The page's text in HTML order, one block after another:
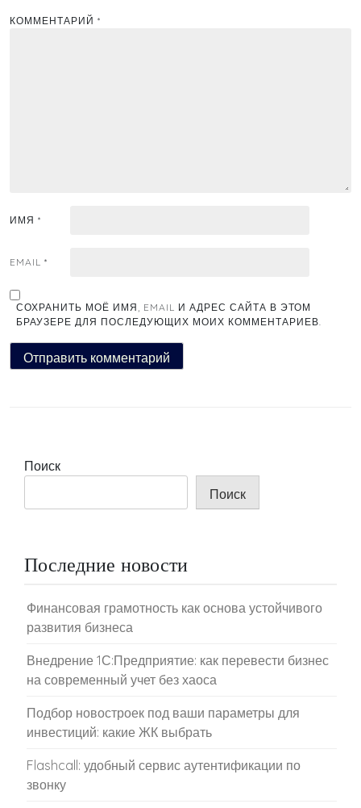
КОММЕНТАРИЙ *
ИМЯ *
EMAIL *
СОХРАНИТЬ МОЁ ИМЯ, EMAIL И АДРЕС САЙТА В ЭТОМ
БРАУЗЕРЕ ДЛЯ ПОСЛЕДУЮЩИХ МОИХ КОММЕНТАРИЕВ.
Поиск
Поиск
Последние новости
Финансовая грамотность как основа устойчивого
развития бизнеса
Внедрение 1С:Предприятие: как перевести бизнес
на современный учет без хаоса
Подбор новостроек под ваши параметры для
инвестиций: какие ЖК выбрать
Flashcall: удобный сервис аутентификации по
звонку